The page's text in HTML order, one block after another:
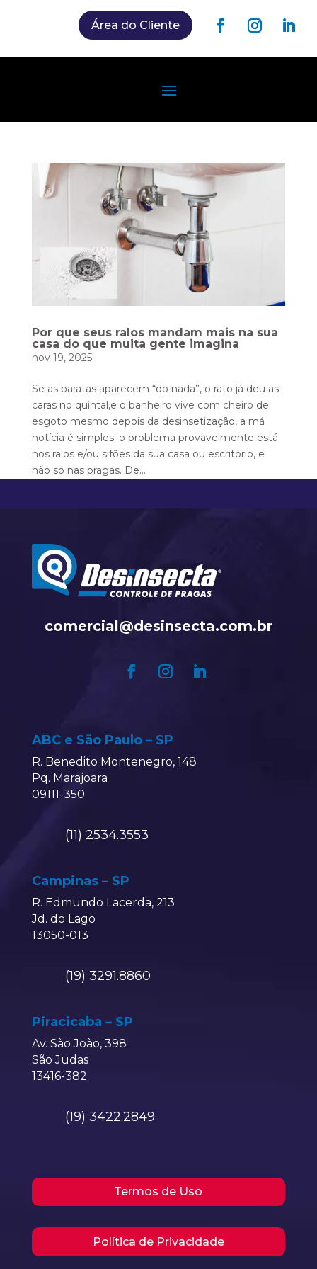
Área do Cliente
Por que seus ralos mandam mais na sua
casa do que muita gente imagina
nov 19, 2025
Se as baratas aparecem “do nada”, o rato já deu as
caras no quintal,e o banheiro vive com cheiro de
esgoto mesmo depois da desinsetização, a má
notícia é simples: o problema provavelmente está
nos ralos e/ou sifões da sua casa ou escritório, e
não só nas pragas. De...
comercial@desinsecta.com.br
ABC e São Paulo – SP
R. Benedito Montenegro, 148
Pq. Marajoara
09111-350
(11) 2534.3553
Campinas – SP
R. Edmundo Lacerda, 213
Jd. do Lago
13050-013
(19) 3291.8860
Piracicaba – SP
Av. São João, 398
São Judas
13416-382
(19) 3422.2849
Termos de Uso
Política de Privacidade